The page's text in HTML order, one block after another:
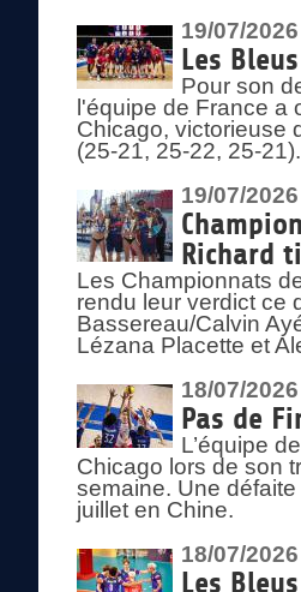
19/07/2026
Les
Pour son
l'équipe de France a
Chicago, victorieuse
(25-21, 25-22, 25-
19/07/2026
Richard
Les Championnats
rendu leur verdict ce
Bassereau/Calvin
Lézana Placette et
18/07/2026
Pas de
L’équipe
Chicago lors de son
semaine. Une
juillet en Chine.
18/07/2026
Les